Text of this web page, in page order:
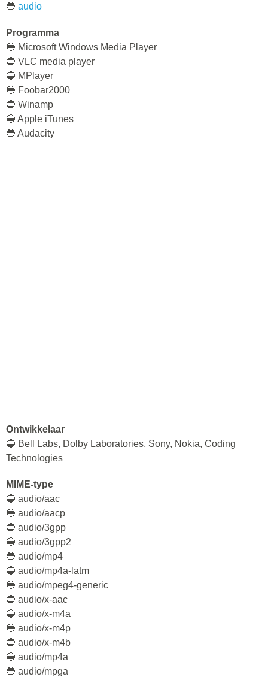
🔵 audio
Programma
🔵 Microsoft Windows Media Player
🔵 VLC media player
🔵 MPlayer
🔵 Foobar2000
🔵 Winamp
🔵 Apple iTunes
🔵 Audacity
Ontwikkelaar
🔵 Bell Labs, Dolby Laboratories, Sony, Nokia, Coding
Technologies
MIME-type
🔵 audio/aac
🔵 audio/aacp
🔵 audio/3gpp
🔵 audio/3gpp2
🔵 audio/mp4
🔵 audio/mp4a-latm
🔵 audio/mpeg4-generic
🔵 audio/x-aac
🔵 audio/x-m4a
🔵 audio/x-m4p
🔵 audio/x-m4b
🔵 audio/mp4a
🔵 audio/mpga